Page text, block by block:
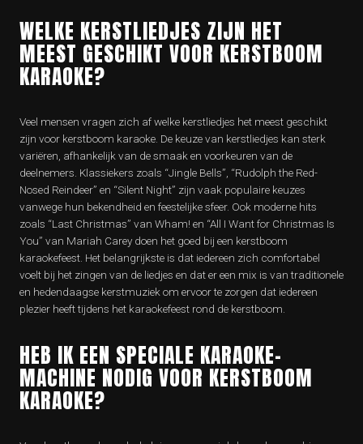
WELKE KERSTLIEDJES ZIJN HET
MEEST GESCHIKT VOOR KERSTBOOM
KARAOKE?
Veel mensen vragen zich af welke kerstliedjes het meest geschikt
zijn voor kerstboom karaoke. De keuze van kerstliedjes kan sterk
variëren, afhankelijk van de smaak en voorkeuren van de
deelnemers. Klassiekers zoals “Jingle Bells”, “Rudolph the Red-
Nosed Reindeer” en “Silent Night” zijn vaak populaire keuzes
vanwege hun bekendheid en feestelijke sfeer. Ook moderne hits
zoals “Last Christmas” van Wham! en “All I Want for Christmas Is
You” van Mariah Carey doen het goed bij een kerstboom
karaokefeest. Het belangrijkste is dat iedereen zich comfortabel
voelt bij het zingen van de liedjes en dat er een mix is van traditionele
en hedendaagse kerstmuziek om ervoor te zorgen dat iedereen
plezier heeft tijdens het karaokefeest rond de kerstboom.
HEB IK EEN SPECIALE KARAOKE-
MACHINE NODIG VOOR KERSTBOOM
KARAOKE?